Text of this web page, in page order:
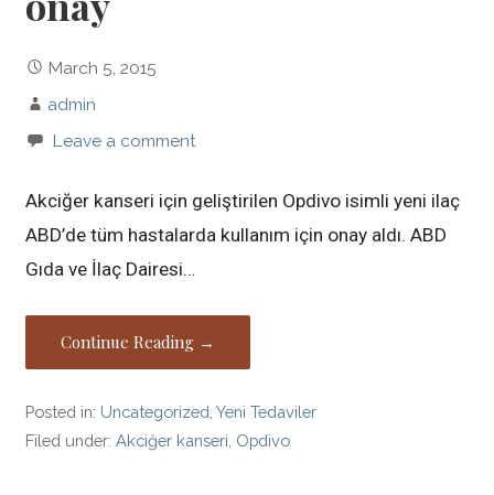
March 5, 2015
admin
Leave a comment
Akciğer kanseri için geliştirilen Opdivo isimli yeni ilaç
ABD’de tüm hastalarda kullanım için onay aldı. ABD
Gıda ve İlaç Dairesi…
Continue Reading →
Posted in: Uncategorized ,Yeni Tedaviler
Filed under:Akciğer kanseri Opdivo